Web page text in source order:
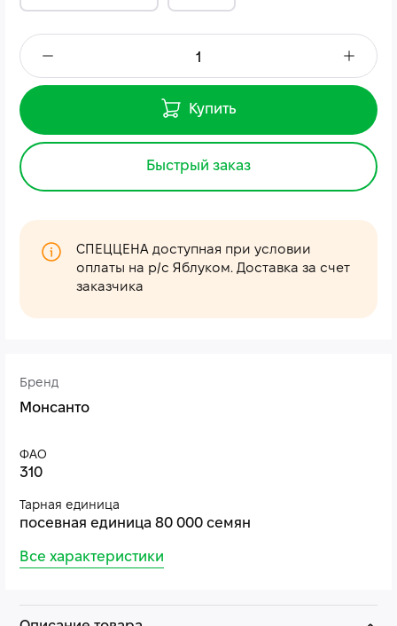
Бренд
Монсанто
ФАО
310
Тарная единица
посевная единица 80 000 семян
Все характеристики
Купить
Быстрый заказ
СПЕЦЦЕНА доступная при условии
оплаты на р/с Яблуком. Доставка за счет
заказчика